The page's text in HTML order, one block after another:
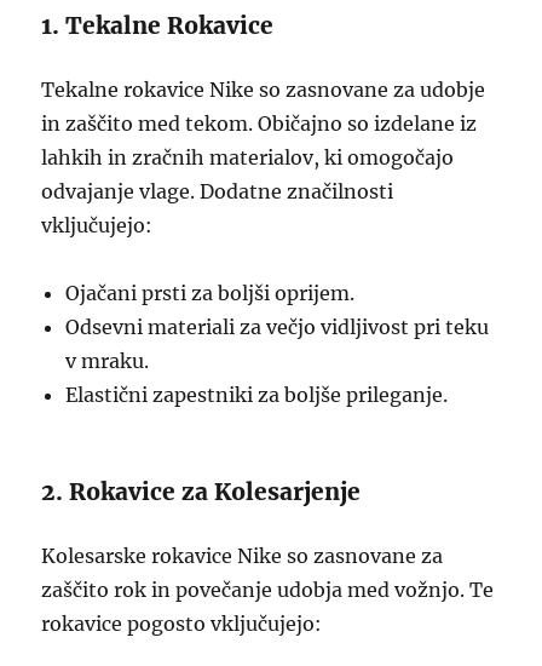
1. Tekalne Rokavice
Tekalne rokavice Nike so zasnovane za udobje
in zaščito med tekom. Običajno so izdelane iz
lahkih in zračnih materialov, ki omogočajo
odvajanje vlage. Dodatne značilnosti
vključujejo:
Ojačani prsti za boljši oprijem.
Odsevni materiali za večjo vidljivost pri teku
v mraku.
Elastični zapestniki za boljše prileganje.
2. Rokavice za Kolesarjenje
Kolesarske rokavice Nike so zasnovane za
zaščito rok in povečanje udobja med vožnjo. Te
rokavice pogosto vključujejo: